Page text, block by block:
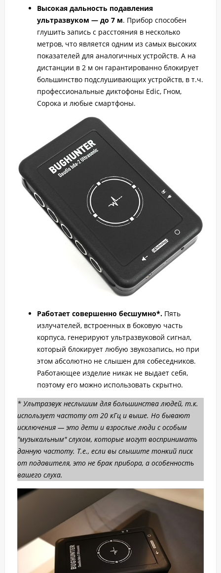
Высокая дальность подавления
ультразвуком — до 7 м. Прибор способен
глушить запись с расстояния в несколько
метров, что является одним из самых высоких
показателей для аналогичных устройств. А на
дистанции в 2 м он гарантированно блокирует
большинство подслушивающих устройств, в т.ч.
профессиональные диктофоны Edic, Гном,
Сорока и любые смартфоны.
Работает совершенно бесшумно*. Пять
излучателей, встроенных в боковую часть
корпуса, генерируют ультразвуковой сигнал,
который блокирует любую звукозапись, но при
этом абсолютно не слышен для собеседников.
Работающее изделие никак не выдает себя,
поэтому его можно использовать скрытно.
* Ультразвук неслышим для большинства людей, т.к.
использует частоту от 20 кГц и выше. Но бывают
исключения — это дети и взрослые люди с особым
"музыкальным" слухом, которые могут воспринимать
данную частоту. Т.е., если вы слышите тонкий писк
от подавителя, это не брак прибора, а особенность
вашего слуха.